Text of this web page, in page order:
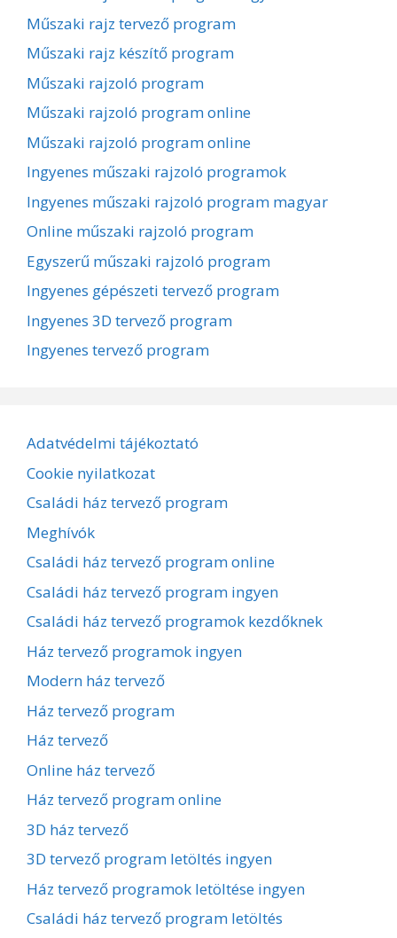
Műszaki rajz tervező program
Műszaki rajz készítő program
Műszaki rajzoló program
Műszaki rajzoló program online
Műszaki rajzoló program online
Ingyenes műszaki rajzoló programok
Ingyenes műszaki rajzoló program magyar
Online műszaki rajzoló program
Egyszerű műszaki rajzoló program
Ingyenes gépészeti tervező program
Ingyenes 3D tervező program
Ingyenes tervező program
Adatvédelmi tájékoztató
Cookie nyilatkozat
Családi ház tervező program
Meghívók
Családi ház tervező program online
Családi ház tervező program ingyen
Családi ház tervező programok kezdőknek
Ház tervező programok ingyen
Modern ház tervező
Ház tervező program
Ház tervező
Online ház tervező
Ház tervező program online
3D ház tervező
3D tervező program letöltés ingyen
Ház tervező programok letöltése ingyen
Családi ház tervező program letöltés